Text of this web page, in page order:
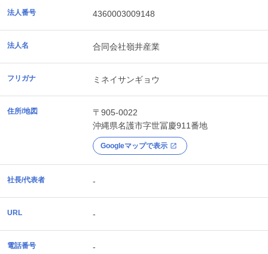
法人番号 4360003009148
法人名 合同会社嶺井産業
フリガナ ミネイサンギョウ
住所/地図
〒905-0022
沖縄県名護市字世冨慶911番地
Googleマップで表示
社長/代表者 -
URL -
電話番号 -